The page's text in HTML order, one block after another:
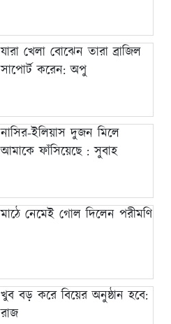
যারা খেলা বোঝেন তারা ব্রাজিল
সাপোর্ট করেন: অপু
নাসির-ইলিয়াস দুজন মিলে
আমাকে ফাঁসিয়েছে : সুবাহ
মাঠে নেমেই গোল দিলেন পরীমণি
খুব বড় করে বিয়ের অনুষ্ঠান হবে:
রাজ